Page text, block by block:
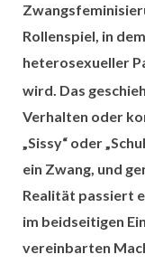
Rollenspiel, in
heterosexueller
wird. Das
Verhalten oder
„Sissy“ oder
ein Zwang, und
Realität passiert
im beidseitigen
vereinbarten